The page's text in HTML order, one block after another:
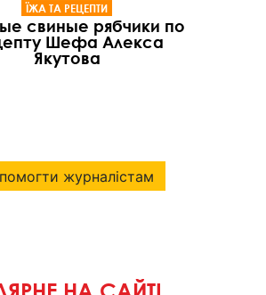
ЇЖА ТА РЕЦЕПТИ
свиные рябчики по
Шефа Алекса
Якутова
журналістам